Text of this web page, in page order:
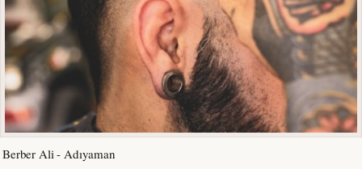
Berber Ali - Adıyaman